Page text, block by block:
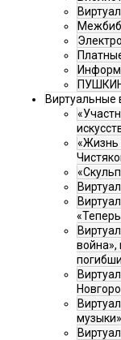
Виртуальные
«Жизнь
война»,
музыки»